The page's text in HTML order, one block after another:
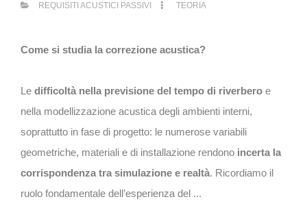
REQUISITI ACUSTICI PASSIVI
TEORIA
Come si studia la correzione acustica?
Le difficoltà nella previsione del tempo di riverbero e
nella modellizzazione acustica degli ambienti interni,
soprattutto in fase di progetto: le numerose variabili
geometriche, materiali e di installazione rendono incerta la
corrispondenza tra simulazione e realtà. Ricordiamo il
ruolo fondamentale dell’esperienza del ...